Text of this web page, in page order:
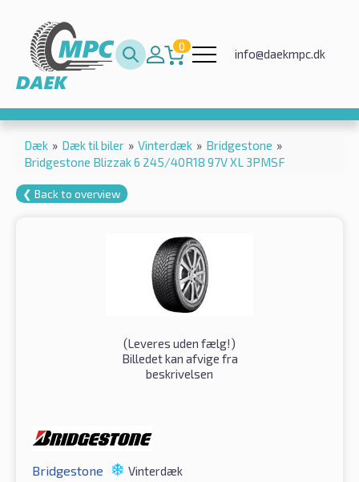
0
info@daekmpc.dk
Dæk » Dæk til biler » Vinterdæk » Bridgestone »
Bridgestone Blizzak 6 245/40R18 97V XL 3PMSF
❮ Back to overview
(Leveres uden fælg!)
Billedet kan afvige fra
beskrivelsen
Bridgestone Vinterdæk